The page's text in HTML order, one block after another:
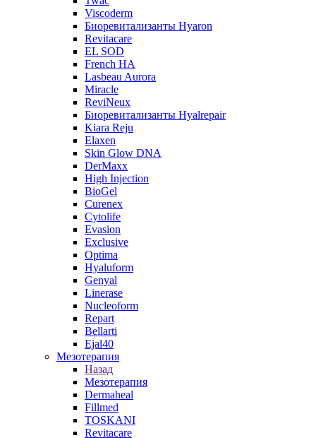
Viscoderm
Биоревитализанты Hyaron
Revitacare
EL SOD
French HA
Lasbeau Aurora
Miracle
ReviNeux
Биоревитализанты Hyalrepair
Kiara Reju
Elaxen
Skin Glow DNA
DerMaxx
High Injection
BioGel
Curenex
Cytolife
Evasion
Exclusive
Optima
Hyaluform
Genyal
Linerase
Nucleoform
Repart
Bellarti
Ejal40
Мезотерапия
Назад
Мезотерапия
Dermaheal
Fillmed
TOSKANI
Revitacare